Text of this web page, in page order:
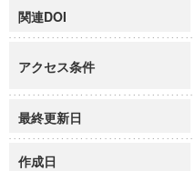
関連DOI
アクセス条件
最終更新日
作成日